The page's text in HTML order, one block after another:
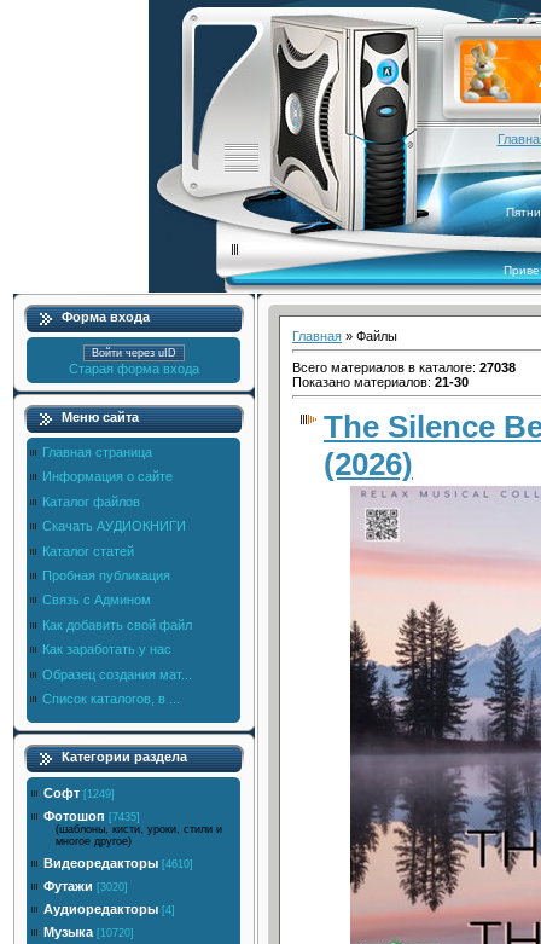
Форма входа
Войти через uID
Старая форма входа
Меню сайта
Главная страница
Информация о сайте
Каталог файлов
Скачать АУДИОКНИГИ
Каталог статей
Пробная публикация
Связь с Админом
Как добавить свой файл
Как заработать у нас
Образец создания мат...
Список каталогов, в ...
Категории раздела
Софт [1249]
Фотошоп [7435]
(шаблоны, кисти, уроки, стили и
многое другое)
Видеоредакторы [4610]
Футажи [3020]
Аудиоредакторы [4]
Музыка [10720]
Главная » Файлы
Всего материалов в каталоге: 27038
Показано материалов: 21-30
The Silence
(2026)